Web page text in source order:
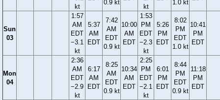
kt
0.9 kt
kt
1.0 kt
Sun
03
1:57
AM
EDT
−3.1
kt
5:37
AM
EDT
7:42
AM
EDT
0.9 kt
10:00
AM
EDT
1:53
PM
EDT
−2.3
kt
5:26
PM
EDT
8:02
PM
EDT
1.0 kt
10:41
PM
EDT
Mon
04
2:36
AM
EDT
−2.9
kt
6:17
AM
EDT
8:25
AM
EDT
0.9 kt
10:34
AM
EDT
2:25
PM
EDT
−2.1
kt
6:01
PM
EDT
8:44
PM
EDT
0.9 kt
11:18
PM
EDT